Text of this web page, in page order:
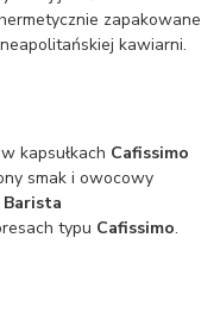
zapakowane
kawiarni.
kapsułkach Cafissimo
smak i owocowy
Barista
typu Cafissimo.